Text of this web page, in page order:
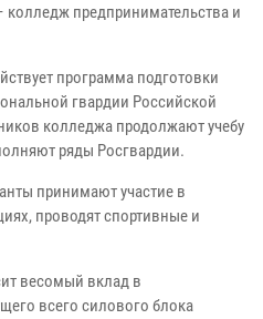
колледж предпринимательства и
программа подготовки
гвардии Российской
колледжа продолжают учебу
ряды Росгвардии.
принимают участие в
проводят спортивные и
весомый вклад в
всего силового блока